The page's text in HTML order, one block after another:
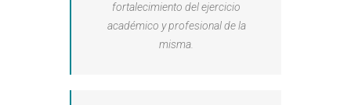
fortalecimiento del ejercicio
académico y profesional de la
misma.